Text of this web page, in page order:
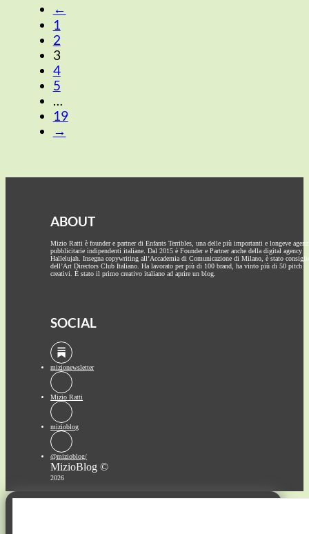
←
1
2
3
4
5
…
19
→
ABOUT
Mizio Ratti è founder e partner di Enfants Terribles, una delle più importanti e longeve
pubblicitarie indipendenti italiane. Dal 2015 è Founder e Partner anche della digital agency
Hallelujah. Insegna copywriting all’Accademia di Comunicazione di Milano, è stato
dell’Art Directors Club Italiano. Ha lavorato per più di 100 brand, ha vinto più di 50 pitch
creativi. È stato il primo creativo italiano ad aprire un blog.
SOCIAL
mizionewsletter
Mizio Ratti
mizioblog
@mizioblog/
MizioBlog ©
2026